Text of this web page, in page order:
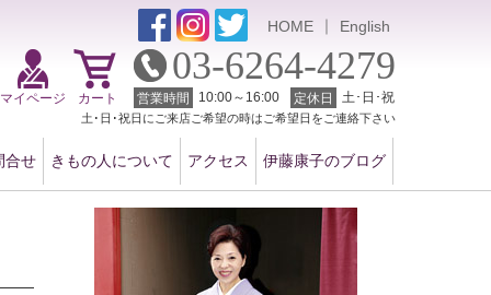
HOME ｜ English
合せ きもの人について アクセス 伊藤康子のブログ
マイページ カート
03-6264-4279
営業時間 10:00～16:00 定休日 土･日･祝
土･日･祝日にご来店ご希望の時はご希望日をご連絡下さい